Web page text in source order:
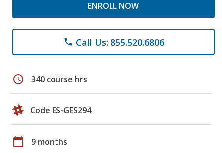
ENROLL NOW
phone Call Us: 855.520.6806
schedule 340 course hrs
Code ES-GES294
calendar_today 9 months